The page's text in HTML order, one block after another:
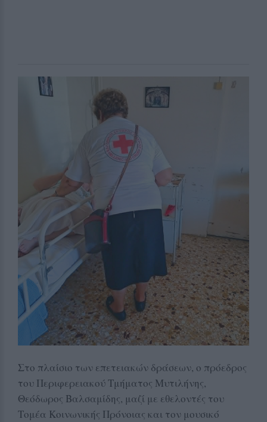
Στο πλαίσιο των επετειακών δράσεων, ο πρόεδρος
του Περιφερειακού Τμήματος Μυτιλήνης,
Θεόδωρος Βαλσαμίδης, μαζί με εθελοντές του
Τομέα Κοινωνικής Πρόνοιας και τον μουσικό